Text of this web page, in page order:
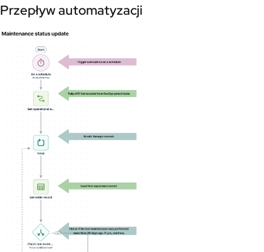
Przepływ automatyzacji